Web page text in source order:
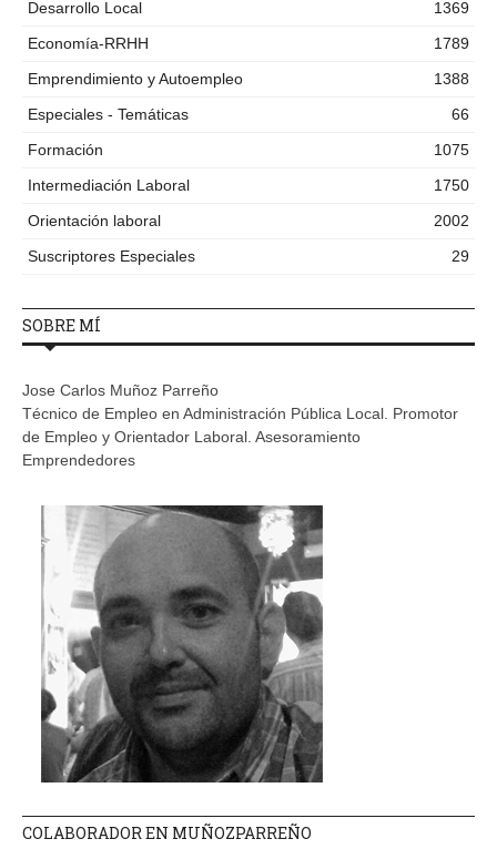
Desarrollo Local
1369
Economía-RRHH
1789
Emprendimiento y Autoempleo
1388
Especiales - Temáticas
66
Formación
1075
Intermediación Laboral
1750
Orientación laboral
2002
Suscriptores Especiales
29
SOBRE MÍ
Jose Carlos Muñoz Parreño
Técnico de Empleo en Administración Pública Local. Promotor
de Empleo y Orientador Laboral. Asesoramiento
Emprendedores
COLABORADOR EN MUÑOZPARREÑO